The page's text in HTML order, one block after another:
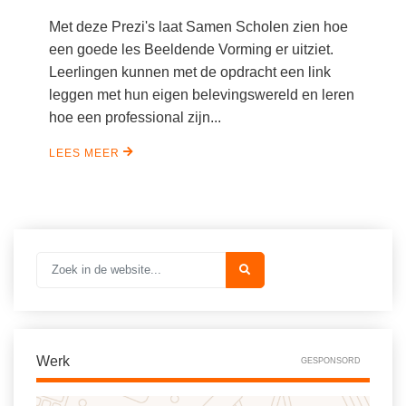
Almere(23)
Dordrecht(20)
Eindhoven
Zoetermeer(13)
Alkmaar(10)
Klassieke Talen
Letterkunde
Levensbeschouwing
Maatschappijleer
Muziek
Studievaardigheden
Meesterbaan onderwijsvacatures
LEERMETHODEN
Biologie
Examentraining
Studievaardigheden
Met deze Prezi's laat Samen Scholen zien hoe
een goede les Beeldende Vorming er uitziet.
Leerlingen kunnen met de opdracht een link
leggen met hun eigen belevingswereld en leren
hoe een professional zijn...
LEES MEER
Werk GESPONSORD